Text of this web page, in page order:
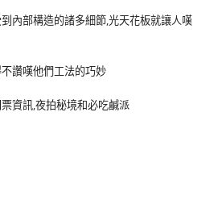
內部構造的諸多細節,光天花板就讓人嘆
讚嘆他們工法的巧妙